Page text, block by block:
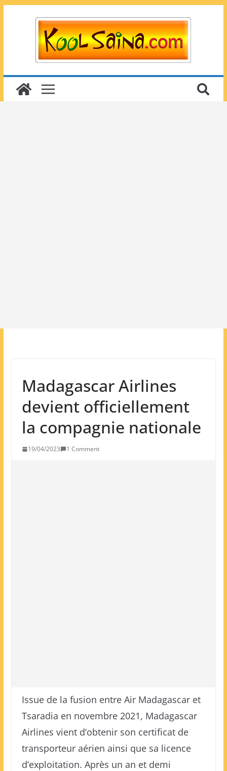
Madagascar Airlines
devient officiellement
la compagnie nationale
19/04/2023 1 Comment
Issue de la fusion entre Air Madagascar et
Tsaradia en novembre 2021, Madagascar
Airlines vient d’obtenir son certificat de
transporteur aérien ainsi que sa licence
d’exploitation. Après un an et demi